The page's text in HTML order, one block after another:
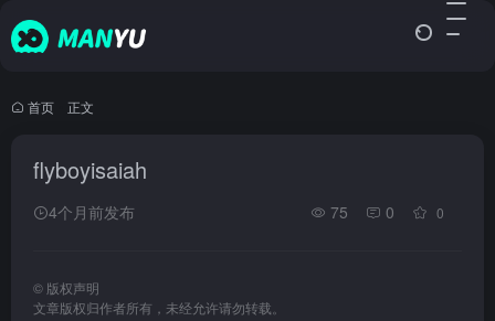
首页 正文
flyboyisaiah
4个月前发布 75 0 0
© 版权声明
文章版权归作者所有，未经允许请勿转载。